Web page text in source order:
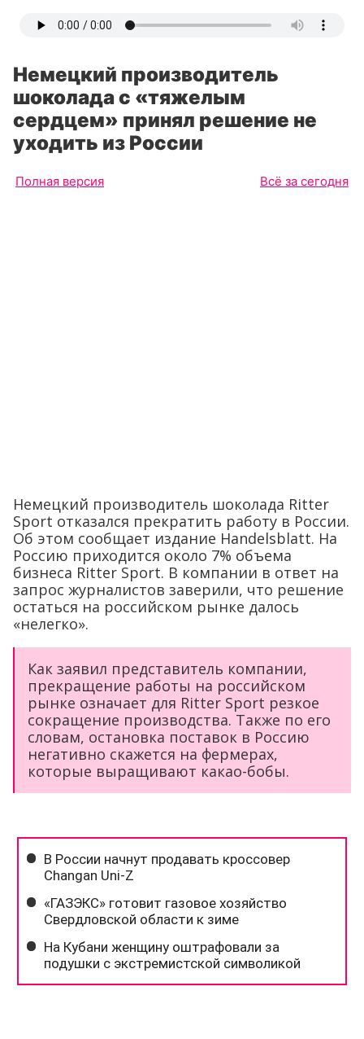
Немецкий производитель
шоколада с «тяжелым
сердцем» принял решение не
уходить из России
Полная версия Всё за сегодня
Немецкий производитель шоколада Ritter
Sport отказался прекратить работу в России.
Об этом сообщает издание Handelsblatt. На
Россию приходится около 7% объема
бизнеса Ritter Sport. В компании в ответ на
запрос журналистов заверили, что решение
остаться на российском рынке далось
«нелегко».
Как заявил представитель компании,
прекращение работы на российском
рынке означает для Ritter Sport резкое
сокращение производства. Также по его
словам, остановка поставок в Россию
негативно скажется на фермерах,
которые выращивают какао-бобы.